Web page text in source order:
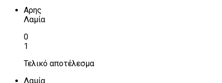
Αρης
Λαμία
0
1
Τελικό αποτέλεσμα
Λαμία